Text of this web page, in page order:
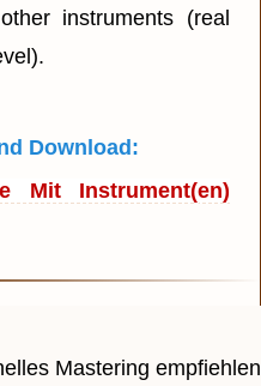
instruments (real
Download:
Mit Instrument(en)
Mastering